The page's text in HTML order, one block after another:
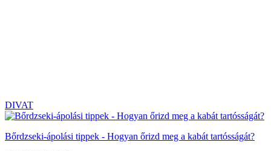
DIVAT
Bőrdzseki-ápolási tippek - Hogyan őrizd meg a kabát tartósságát?